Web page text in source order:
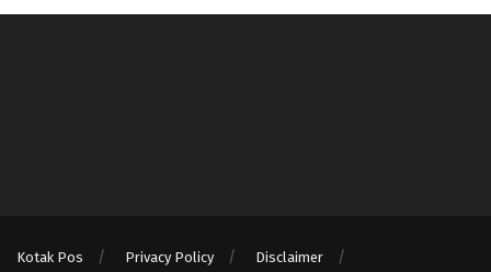
Kotak Pos Privacy Policy Disclaimer